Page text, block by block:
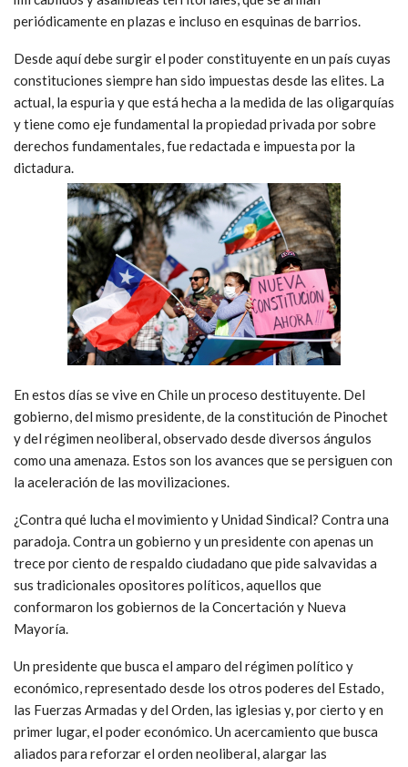
periódicamente en plazas e incluso en esquinas de barrios.
Desde aquí debe surgir el poder constituyente en un país cuyas
constituciones siempre han sido impuestas desde las elites. La
actual, la espuria y que está hecha a la medida de las oligarquías
y tiene como eje fundamental la propiedad privada por sobre
derechos fundamentales, fue redactada e impuesta por la
dictadura.
En estos días se vive en Chile un proceso destituyente. Del
gobierno, del mismo presidente, de la constitución de Pinochet
y del régimen neoliberal, observado desde diversos ángulos
como una amenaza. Estos son los avances que se persiguen con
la aceleración de las movilizaciones.
¿Contra qué lucha el movimiento y Unidad Sindical? Contra una
paradoja. Contra un gobierno y un presidente con apenas un
trece por ciento de respaldo ciudadano que pide salvavidas a
sus tradicionales opositores políticos, aquellos que
conformaron los gobiernos de la Concertación y Nueva
Mayoría.
Un presidente que busca el amparo del régimen político y
económico, representado desde los otros poderes del Estado,
las Fuerzas Armadas y del Orden, las iglesias y, por cierto y en
primer lugar, el poder económico. Un acercamiento que busca
aliados para reforzar el orden neoliberal, alargar las